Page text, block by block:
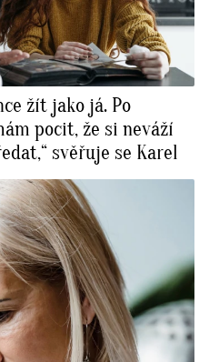
žít jako já. Po
pocit, že si neváží
svěřuje se Karel